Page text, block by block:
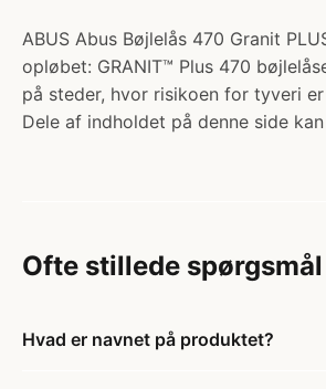
ABUS Abus Bøjlelås 470 Granit
opløbet: GRANIT™ Plus 470
på steder, hvor risikoen for tyveri
Dele af indholdet på denne side
Ofte stillede spørgsmål
Hvad er navnet på produktet?